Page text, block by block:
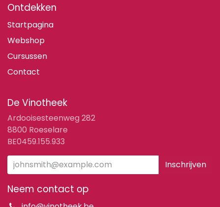
Ontdekken
Startpagina
Webshop
Cursussen
Contact
De Vinotheek
Ardooisesteenweg 282
8800 Roeselare
BE0459.155.933
Inschrijven
Neem contact op